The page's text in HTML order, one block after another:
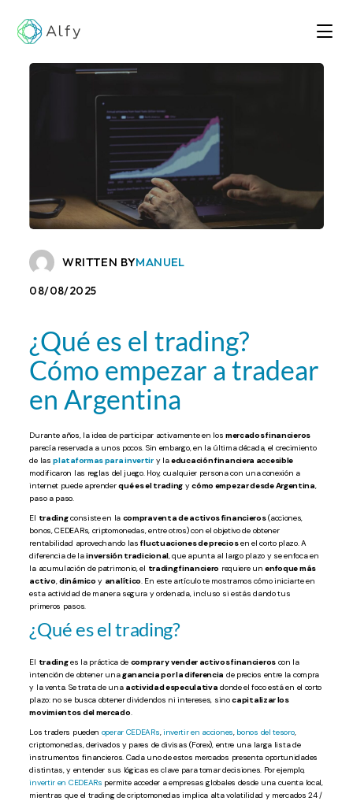
WRITTEN BYMANUEL
08/08/2025
¿Qué es el trading?
Cómo empezar a tradear
en Argentina
Durante años, la idea de participar activamente en los mercados financieros
parecía reservada a unos pocos. Sin embargo, en la última década, el crecimiento
de lasplataformas para invertiry laeducación financiera accesible
modificaron las reglas del juego. Hoy, cualquier persona con una conexión a
internet puede aprenderqué es el trading ycómo empezar desde Argentina
paso a paso.
El tradingconsiste en la compraventa de activos financieros(acciones,
bonos, CEDEARs, criptomonedas, entre otros) con el objetivo de obtener
rentabilidad aprovechando lasfluctuaciones de preciosen el corto plazo. A
diferencia de lainversión tradicional , que apunta al largo plazo y se enfoca en
la acumulación de patrimonio, el trading financiero requiere unenfoque más
activo ,dinámico y analítico . En este artículo te mostramos cómo iniciarte en
esta actividad de manera segura y ordenada, incluso si estás dando tus
primeros pasos.
¿Qué es el trading?
El tradinges la práctica de comprar y vender activos financieroscon la
intención de obtener unaganancia por la diferencia de precios entre la compra
y la venta. Se trata de una actividad especulativa donde el foco está en el corto
plazo: no se busca obtener dividendos ni intereses, sinocapitalizar los
movimientos del mercado
Los traders pueden operar CEDEARs invertir en acciones bonos del tesoro,
criptomonedas, derivados y pares de divisas (Forex), entre una larga lista de
instrumentos financieros. Cada uno de estos mercados presenta oportunidades
distintas, y entender sus lógicas es clave para tomar decisiones. Por ejemplo,
invertir en CEDEARs permite acceder a empresas globales desde una cuenta local,
mientras que el trading de criptomonedas implica alta volatilidad y mercados 24 /